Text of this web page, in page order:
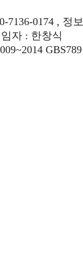
7136-0174 , 정
자 : 한창식